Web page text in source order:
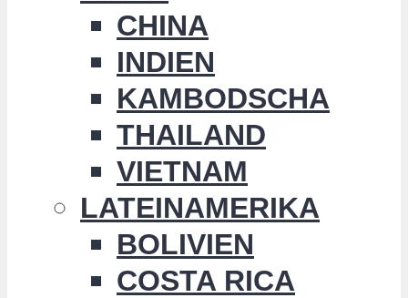
CHINA
INDIEN
KAMBODSCHA
THAILAND
VIETNAM
LATEINAMERIKA
BOLIVIEN
COSTA RICA